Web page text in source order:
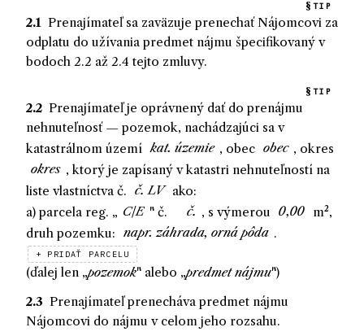
TIP
2.1 Prenajímateľsa zaväzuje prenechaťNájomcovi za
odplatu do užívania predmet nájmu špecifikovaný v
bodoch 2.2 až 2.4 tejto zmluvy.
TIP
2.2 Prenajímateľ je oprávnený dať do prenájmu
nehnuteľnosť — pozemok, nachádzajúci sa v
katastrálnom území
, obec
, okres
, ktorý je zapísaný v katastri nehnuteľností na
liste vlastníctva č.
ako:
a) parcela reg. „ " č. , s výmerou
m²,
druh pozemku:
.
+ PRIDAŤ PARCELU
(ďalej len „pozemok" alebo „predmet nájmu")
2.3 Prenajímateľ prenecháva predmet nájmu
Nájomcovi do nájmu v celom jeho rozsahu.